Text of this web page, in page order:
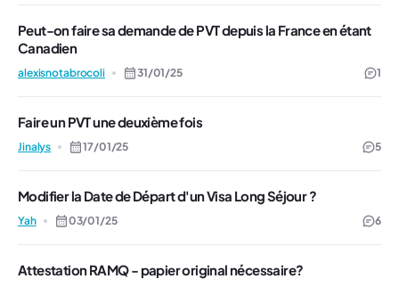
Peut-on faire sa demande de PVT depuis la France en étant
Canadien
alexisnotabrocoli 31/01/25 1
Faire un PVT une deuxième fois
Jinalys 17/01/25 5
Modifier la Date de Départ d'un Visa Long Séjour ?
Yah 03/01/25 6
Attestation RAMQ - papier original nécessaire?